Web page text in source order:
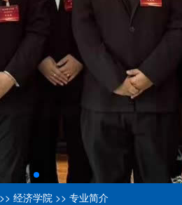
>> 经济学院 >> 专业简介